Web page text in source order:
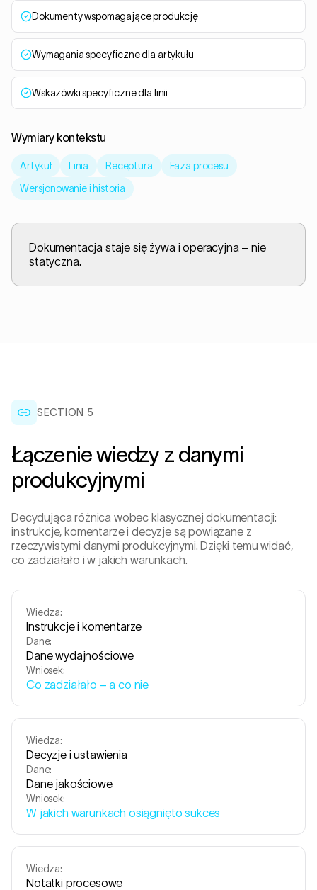
Dokumenty wspomagające produkcję
Wymagania specyficzne dla artykułu
Wskazówki specyficzne dla linii
Wymiary kontekstu
Artykuł Linia Receptura
Faza procesu
Wersjonowanie i historia
Dokumentacja staje się żywa i operacyjna – nie
statyczna.
SECTION 5
Łączenie wiedzy z danymi
produkcyjnymi
Decydująca różnica wobec klasycznej dokumentacji:
instrukcje, komentarze i decyzje są powiązane z
rzeczywistymi danymi produkcyjnymi. Dzięki temu widać,
co zadziałało i w jakich warunkach.
Wiedza:
Instrukcje i komentarze
Dane:
Dane wydajnościowe
Wniosek:
Co zadziałało – a co nie
Wiedza:
Decyzje i ustawienia
Dane:
Dane jakościowe
Wniosek:
W jakich warunkach osiągnięto sukces
Wiedza:
Notatki procesowe